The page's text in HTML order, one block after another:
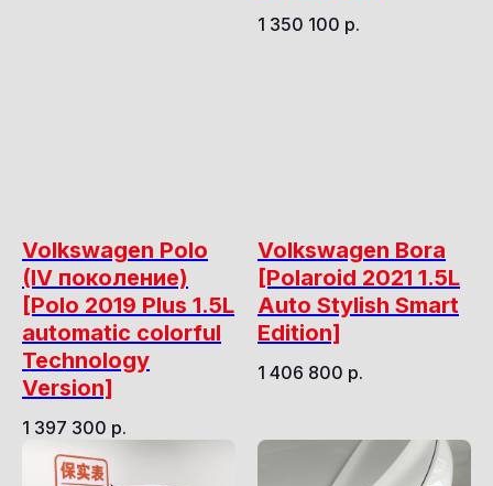
1 350 100 р.
Volkswagen Polo
(IV поколение)
[Polo 2019 Plus 1.5L
automatic colorful
Technology
Version]
1 397 300 р.
Volkswagen Bora
[Polaroid 2021 1.5L
Auto Stylish Smart
Edition]
1 406 800 р.